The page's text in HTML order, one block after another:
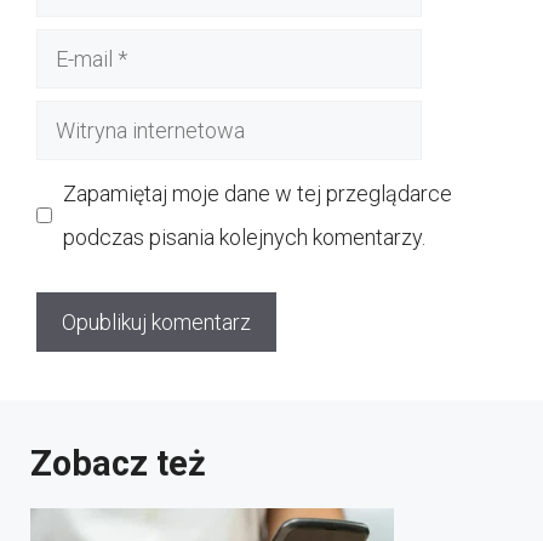
Witryna
Zapamiętaj moje dane w tej przeglądarce
podczas pisania kolejnych komentarzy.
Zobacz też